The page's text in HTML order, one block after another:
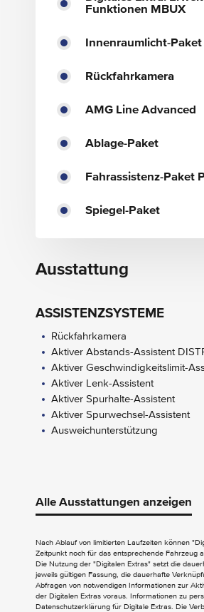
Funktionen MBUX
Innenraumlicht-Paket
Rückfahrkamera
AMG Line Advanced
Ablage-Paket
Fahrassistenz-Paket
Spiegel-Paket
Ausstattung
ASSISTENZSYSTEME
Rückfahrkamera
Aktiver Abstands-Assistent
Aktiver Geschwindigkeitslimit-
Aktiver Lenk-Assistent
Aktiver Spurhalte-Assistent
Aktiver Spurwechsel-Assistent
Ausweichunterstützung
Apple CarPlay
Digitales Radio
Nutzung von Mercedes me
EXTERIEUR
Anhängevorrichtung mit ESP
Alle Ausstattungen anzeigen
Nach Ablauf von limitierten Laufzeiten können
Zeitpunkt noch für das entsprechende Fahrzeug
Die Nutzung der "Digitalen Extras" setzt die
jeweils gültigen Fassung, die dauerhafte
Abfragen von notwendigen Informationen zur
der Digitalen Extras voraus. Informationen zu
Datenschutzerklärung für Digitale Extras. Die